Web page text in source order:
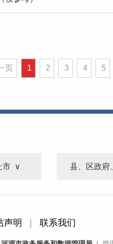
页 1 2 3 4 5
市 县、区政府
声明 联系我们